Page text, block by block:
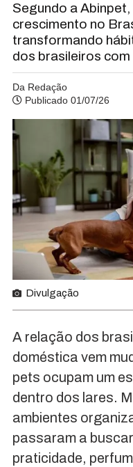
Segundo a
crescimento no
transformando
dos brasileiros
Da Redação
Publicado 01/07/26
Divulgação
A relação dos
doméstica vem
pets ocupam um
dentro dos lares.
ambientes
passaram a
praticidade,